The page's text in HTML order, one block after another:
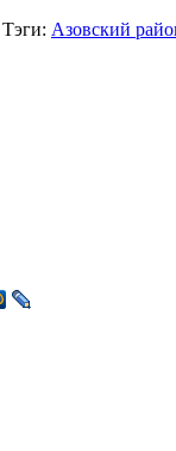
Тэги: Азовский